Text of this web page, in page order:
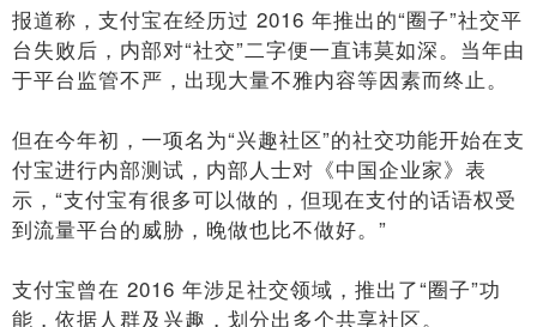
报道称，支付宝在经历过 2016 年推出的“圈子”社交平
台失败后，内部对“社交”二字便一直讳莫如深。当年由
于平台监管不严，出现大量不雅内容等因素而终止。
但在今年初，一项名为“兴趣社区”的社交功能开始在支
付宝进行内部测试，内部人士对《中国企业家》表
示，“支付宝有很多可以做的，但现在支付的话语权受
到流量平台的威胁，晚做也比不做好。”
支付宝曾在 2016 年涉足社交领域，推出了“圈子”功
能，依据人群及兴趣，划分出多个共享社区。